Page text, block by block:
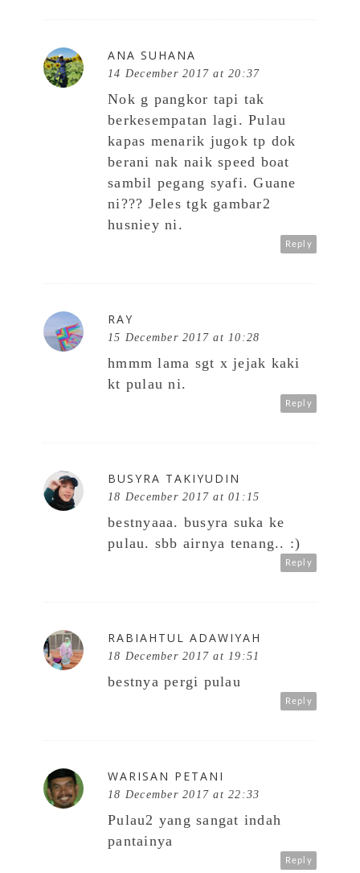
ANA SUHANA
14 December 2017 at 20:37
Nok g pangkor tapi tak
berkesempatan lagi. Pulau
kapas menarik jugok tp dok
berani nak naik speed boat
sambil pegang syafi. Guane
ni??? Jeles tgk gambar2
husniey ni.
Reply
RAY
15 December 2017 at 10:28
hmmm lama sgt x jejak kaki
kt pulau ni.
Reply
BUSYRA TAKIYUDIN
18 December 2017 at 01:15
bestnyaaa. busyra suka ke
pulau. sbb airnya tenang.. :)
Reply
RABIAHTUL ADAWIYAH
18 December 2017 at 19:51
bestnya pergi pulau
Reply
WARISAN PETANI
18 December 2017 at 22:33
Pulau2 yang sangat indah
pantainya
Reply